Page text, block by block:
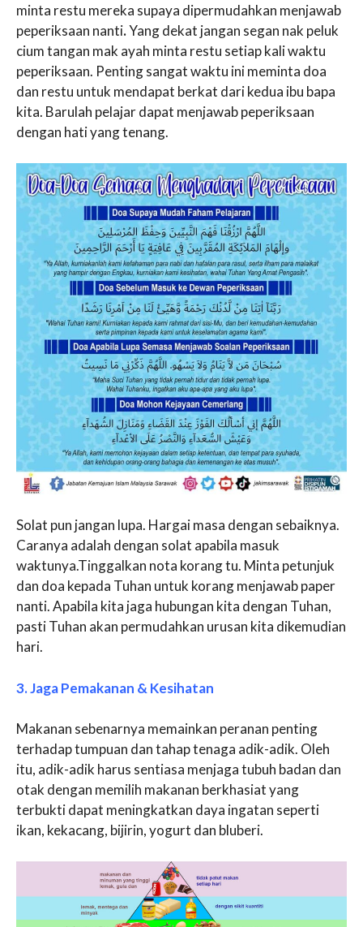
minta restu mereka supaya dipermudahkan menjawab
peperiksaan nanti.Yang dekat jangan segan nak peluk
cium tangan mak ayah minta restu setiap kali waktu
peperiksaan. Penting sangat waktu ini meminta doa
dan restu untuk mendapat berkat dari kedua ibu bapa
kita. Barulah pelajar dapat menjawab peperiksaan
dengan hati yang tenang.
Solat pun jangan lupa. Hargai masa dengan sebaiknya.
Caranya adalah dengan solat apabila masuk
waktunya.Tinggalkan nota korang tu. Minta petunjuk
dan doa kepada Tuhan untuk korang menjawab paper
nanti. Apabila kita jaga hubungan kita dengan Tuhan,
pasti Tuhan akan permudahkan urusan kita dikemudian
hari.
3. Jaga Pemakanan & Kesihatan
Makanan sebenarnya memainkan peranan penting
terhadap tumpuan dan tahap tenaga adik-adik. Oleh
itu, adik-adik harus sentiasa menjaga tubuh badan dan
otak dengan memilih makanan berkhasiat yang
terbukti dapat meningkatkan daya ingatan seperti
ikan, kekacang, bijirin, yogurt dan bluberi.